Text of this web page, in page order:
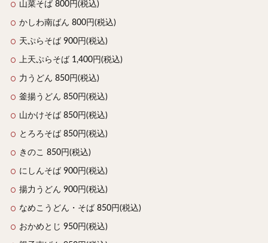
山菜そば 800円(税込)
かしわ南ばん 800円(税込)
天ぷらそば 900円(税込)
上天ぷらそば 1,400円(税込)
力うどん 850円(税込)
釜揚うどん 850円(税込)
山かけそば 850円(税込)
とろろそば 850円(税込)
きのこ 850円(税込)
にしんそば 900円(税込)
揚力うどん 900円(税込)
なめこうどん・そば 850円(税込)
おかめとじ 950円(税込)